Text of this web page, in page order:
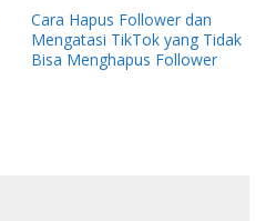
Cara Hapus Follower dan
Mengatasi TikTok yang Tidak
Bisa Menghapus Follower